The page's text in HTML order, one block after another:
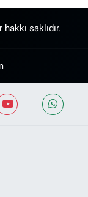
saklıdır.